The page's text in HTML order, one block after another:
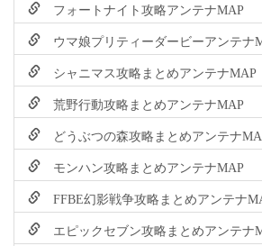
フォートナイト攻略アンテナMAP
ウマ娘プリティーダービーアンテナ
シャニマス攻略まとめアンテナMAP
荒野行動攻略まとめアンテナMAP
どうぶつの森攻略まとめアンテナ
モンハン攻略まとめアンテナMAP
FFBE幻影戦争攻略まとめアンテナ
エピックセブン攻略まとめアンテナ